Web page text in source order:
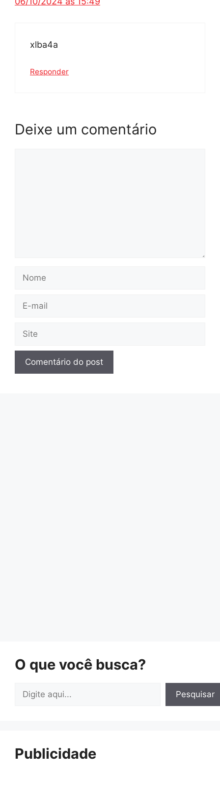
xlba4a
Responder
Deixe um comentário
Nome
E-
Site
O que você busca?
Pesquisar Pesquisar
Publicidade